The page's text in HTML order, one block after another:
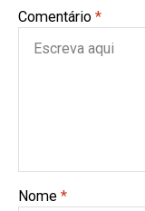
Comentário *
Nome *